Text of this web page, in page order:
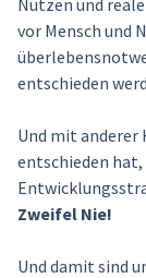
Nutzen und
vor Mensch und
entschieden
Und mit anderer
entschieden
Zweifel Nie!
Und damit sind